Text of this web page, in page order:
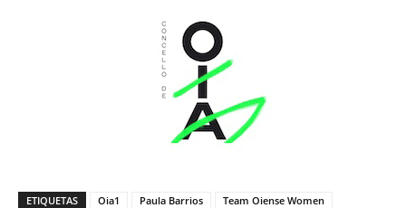
ETIQUETAS Oia1 Paula Barrios Team Oiense Women